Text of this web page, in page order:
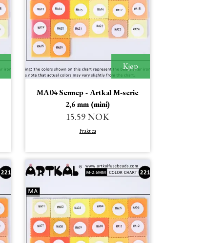
Kjøp
MA04 Sennep - Artkal M-serie
2,6 mm (mini)
15.59 NOK
Frakt ca